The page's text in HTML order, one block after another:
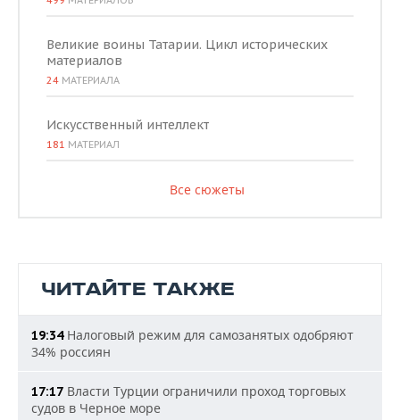
Великие воины Татарии. Цикл исторических
материалов
24 МАТЕРИАЛА
Искусственный интеллект
181 МАТЕРИАЛ
Все сюжеты
ЧИТАЙТЕ ТАКЖЕ
19:34Налоговый режим для самозанятых одобряют
34% россиян
17:17 Власти Турции ограничили проход торговых
судов в Черное море